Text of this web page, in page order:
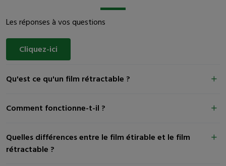
Les réponses à vos questions
Cliquez-ici
Qu'est ce qu'un film rétractable ?
Comment fonctionne-t-il ?
Quelles différences entre le film étirable et le film
rétractable ?